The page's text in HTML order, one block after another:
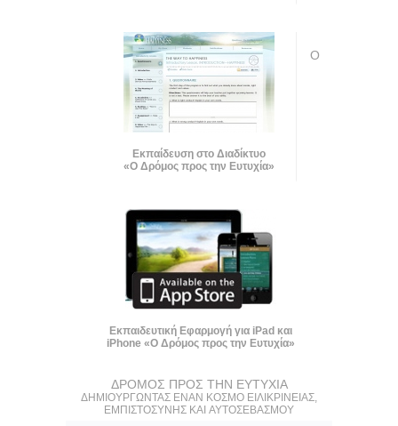
Εκπαίδευση στο Διαδίκτυο
«Ο Δρόμος προς την Ευτυχία»
Εκπαιδευτική Εφαρμογή για iPad και
iPhone «Ο Δρόμος προς την Ευτυχία»
Ο
ΔΡΟΜΟΣ ΠΡΟΣ ΤΗΝ ΕΥΤΥΧΙΑ
ΔΗΜΙΟΥΡΓΩΝΤΑΣ ΕΝΑΝ ΚΟΣΜΟ ΕΙΛΙΚΡΙΝΕΙΑΣ,
ΕΜΠΙΣΤΟΣΥΝΗΣ ΚΑΙ ΑΥΤΟΣΕΒΑΣΜΟΥ